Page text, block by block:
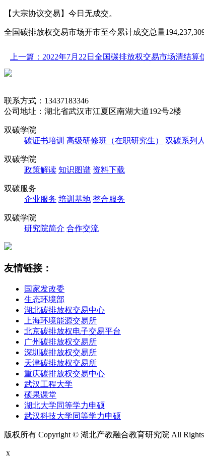
【大宗协议交易】今日无成交。
全国碳排放权交易市场开市至今累计成交总量
上一篇：2022年7月22日全国碳排放权交易市场清结算
联系方式：13437183346
公司地址：湖北省武汉市江夏区南湖大道192号2楼
双碳学院
碳证书培训 高级研修班（在职研究生） 双碳系列
双碳学院
政策解读 知识图谱 资料下载
双碳服务
企业服务 培训基地 整合服务
双碳学院
研究院简介 合作交流
友情链接：
国家发改委
生态环境部
湖北碳排放权交易中心
上海环境能源交易所
北京碳排放权电子交易平台
广州碳排放权交易所
深圳碳排放权交易所
天津碳排放权交易所
重庆碳排放权交易中心
武汉工程大学
硕果课堂
湖北大学同等学力申硕
武汉科技大学同等学力申硕
版权所有 Copyright © 湖北产教融合教育研究院 All Rights
x